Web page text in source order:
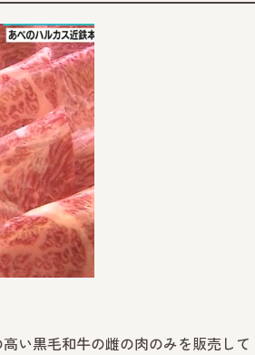
高い黒毛和牛の雌の肉のみを販売して